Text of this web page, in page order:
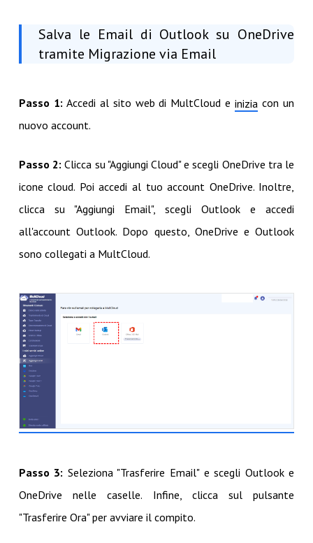
Salva le Email di Outlook su OneDrive
tramite Migrazione via Email
Passo 1: Accedi al sito web di MultCloud einizia con un
nuovo account.
Passo 2: Clicca su "Aggiungi Cloud" e scegli OneDrive tra le
icone cloud. Poi accedi al tuo account OneDrive. Inoltre,
clicca su "Aggiungi Email", scegli Outlook e accedi
all'account Outlook. Dopo questo, OneDrive e Outlook
sono collegati a MultCloud.
Passo 3: Seleziona "Trasferire Email" e scegli Outlook e
OneDrive nelle caselle. Infine, clicca sul pulsante
"Trasferire Ora" per avviare il compito.